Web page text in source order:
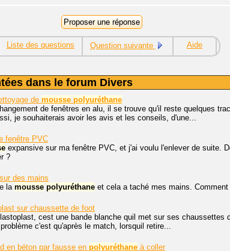
Liste des questions Question suivante Aide
dans le forum Divers
de mousse polyuréthane
de fenêtres en alu, il se trouve qu'il reste quelques
je souhaiterais avoir les avis et les conseils, d'une...
fenêtre PVC
expansive sur ma fenêtre PVC, et j'ai voulu l'enlever de suite.
?
sur des mains
la mousse polyuréthane et cela a taché mes mains.
sur chaussette de foot
cest une bande blanche quil met sur ses
c'est qu'après le match, lorsquil retire...
en béton par fausse en polyuréthane à coller